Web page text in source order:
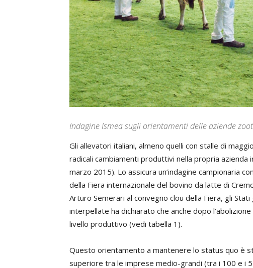
Indagine Ismea sugli orientamenti delle aziende
Gli allevatori italiani, almeno quelli con stalle di
radicali cambiamenti produttivi nella propria
marzo 2015). Lo assicura un’indagine campionaria
della Fiera internazionale del bovino da latte di
Arturo Semerari al convegno clou della Fiera, gli
interpellate ha dichiarato che anche dopo
livello produttivo (vedi tabella 1).
Questo orientamento a mantenere lo status quo è
superiore tra le imprese medio-grandi (tra i 100 e i